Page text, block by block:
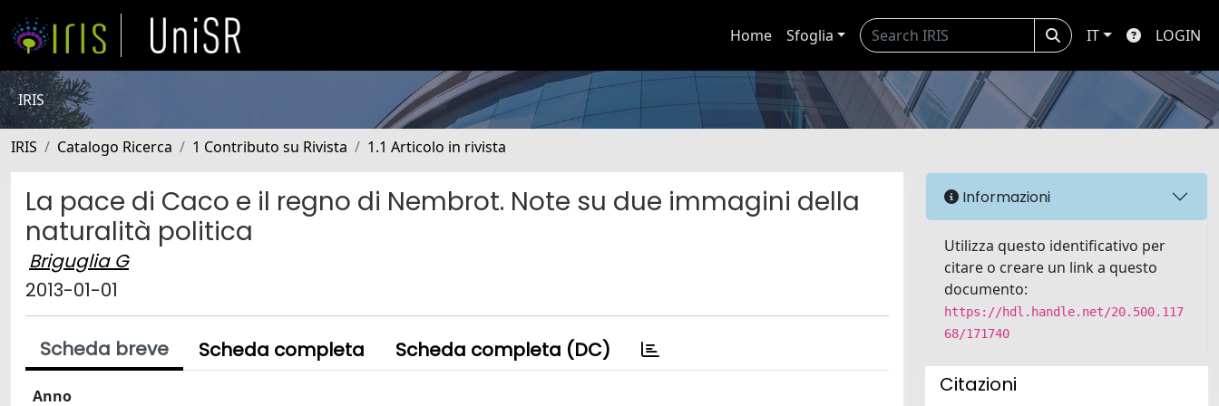
Home Sfoglia IT LOGIN
IRIS
IRIS Catalogo Ricerca 1 Contributo su Rivista 1.1 Articolo in rivista
La pace di Caco e il regno di Nembrot. Note su due immagini della
naturalità politica
Briguglia G
2013-01-01
Scheda breve Scheda completa Scheda completa (DC)
Anno
Informazioni
Utilizza questo identificativo per
citare o creare un link a questo
documento:
https://hdl.handle.net/20.500.117
68/171740
Citazioni